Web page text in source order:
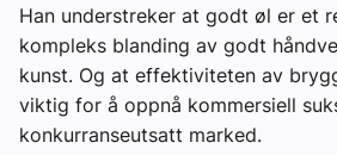
Han understreker at godt øl er et
kompleks blanding av godt
kunst. Og at effektiviteten av
viktig for å oppnå kommersiell
konkurranseutsatt marked.